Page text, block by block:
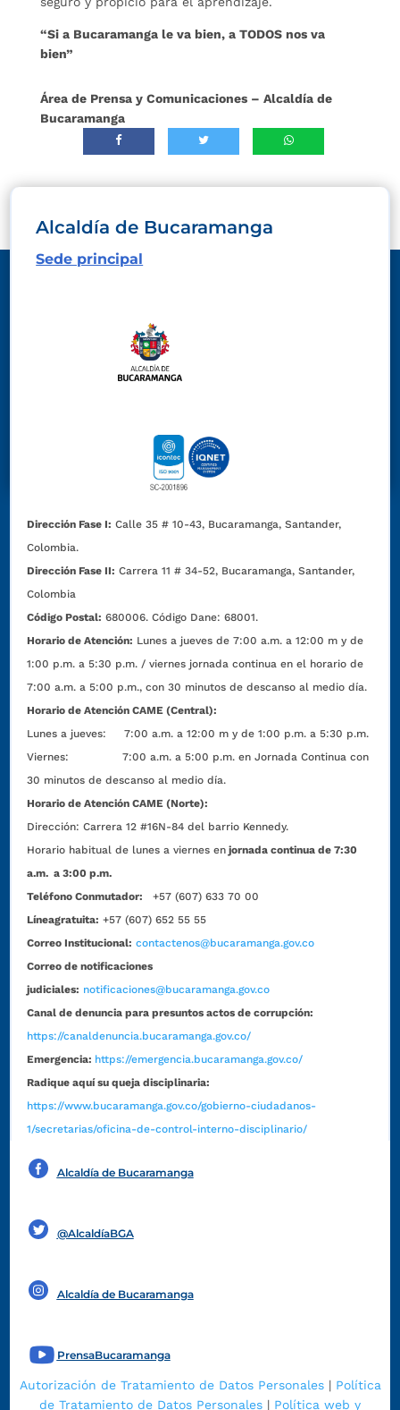
“Si a Bucaramanga le va bien, a TODOS nos va
bien”
Área de Prensa y Comunicaciones – Alcaldía de
Bucaramanga
Alcaldía de Bucaramanga
Sede principal
Dirección Fase I: Calle 35 # 10-43, Bucaramanga, Santander,
Colombia.
Dirección Fase II: Carrera 11 # 34-52, Bucaramanga, Santander,
Colombia
Código Postal: 680006. Código Dane: 68001.
Horario de Atención: Lunes a jueves de 7:00 a.m. a 12:00 m y de
1:00 p.m. a 5:30 p.m. / viernes jornada continua en el horario de
7:00 a.m. a 5:00 p.m., con 30 minutos de descanso al medio día.
Horario de Atención CAME (Central):
Lunes a jueves: 7:00 a.m. a 12:00 m y de 1:00 p.m. a 5:30 p.m.
Viernes: 7:00 a.m. a 5:00 p.m. en Jornada Continua con
30 minutos de descanso al medio día.
Horario de Atención CAME (Norte):
Dirección:Carrera 12 #16N-84 del barrio Kennedy.
Horario habitual de lunes a viernes en jornada continua de 7:30
a.m. a 3:00 p.m.
Teléfono Conmutador:
+57 (607) 633 70 00
Líneagratuita: +57 (607) 652 55 55
Correo Institucional: contactenos@bucaramanga.gov.co
Correo de notificaciones
judiciales: notificaciones@bucaramanga.gov.co
Canal de denuncia para presuntos actos de corrupción:
https://canaldenuncia.bucaramanga.gov.co/
Emergencia: https://emergencia.bucaramanga.gov.co/
Radique aquí su queja disciplinaria:
https://www.bucaramanga.gov.co/gobierno-ciudadanos-
1/secretarias/oficina-de-control-interno-disciplinario/
Alcaldía de Bucaramanga
@AlcaldíaBGA
Alcaldía de Bucaramanga
PrensaBucaramanga
Autorización de Tratamiento de Datos Personales| Política
de Tratamiento de Datos Personales | Política web y